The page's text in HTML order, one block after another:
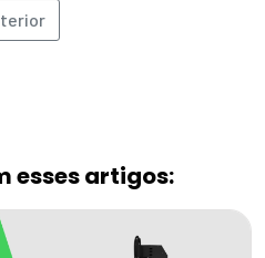
a página anterior
esses artigos: